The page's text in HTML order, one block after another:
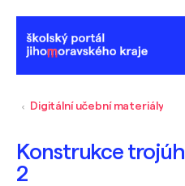
Digitální učební materiály
Konstrukce
2